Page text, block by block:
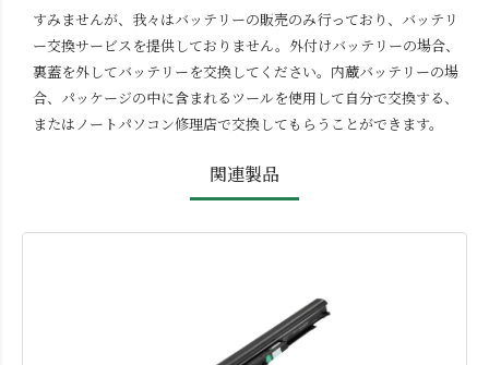
すみませんが、我々はバッテリーの販売のみ行っており、バッテリ
ー交換サービスを提供しておりません。外付けバッテリーの場合、
裏蓋を外してバッテリーを交換してください。内蔵バッテリーの場
合、パッケージの中に含まれるツールを使用して自分で交換する、
またはノートパソコン修理店で交換してもらうことができます。
関連製品